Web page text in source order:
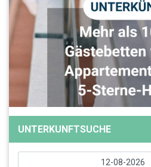
UNTERKUNFTSUCHE